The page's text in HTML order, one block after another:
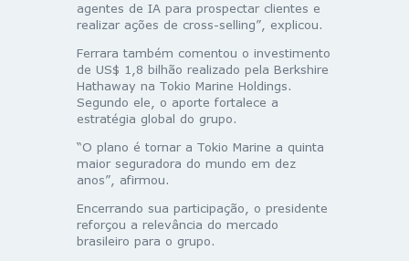
agentes de IA para prospectar clientes e
realizar ações de cross-selling”, explicou.
Ferrara também comentou o investimento
de US$ 1,8 bilhão realizado pela Berkshire
Hathaway na Tokio Marine Holdings.
Segundo ele, o aporte fortalece a
estratégia global do grupo.
“O plano é tornar a Tokio Marine a quinta
maior seguradora do mundo em dez
anos”, afirmou.
Encerrando sua participação, o presidente
reforçou a relevância do mercado
brasileiro para o grupo.